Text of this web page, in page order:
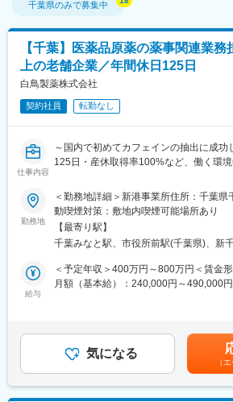
千葉県のみで募集中
【千葉】医薬品原薬の薬事関連業
上の老舗企業／年間休日125日
白鳥製薬株式会社
契約社員 転勤なし
仕事内容
～国内で初めてカフェインの抽出に成功
125日・産休取得率100%など、働く環
■業務概要：
創業100年以上の老舗製薬会社で、医薬
担当いただきます。
製薬業界での経験を活かし、法令遵守や
る仕事です。
年休125日、残業少なめで働きやすい環
・MF照会やPMDA対面助言・相談への
・医薬品製造業等の業態管理
・薬事に関する法令および通知等の周知
勤務地
＜勤務地詳細＞新港事業所住所：千葉
動喫煙対策：敷地内喫煙可能場所あり
【最寄り駅】
千葉みなと駅、市役所前駅(千葉県)、新
給与
＜予定年収＞400万円～800万円＜賃金
月額（基本給）：240,000円～490,000
円）リーダーレベル…550万円～650万
マネジメントレベル…680万円～800万
賃金はあくまでも目安の金額であり、選
性があります。月給(月額)は固定手当を
気になる
（